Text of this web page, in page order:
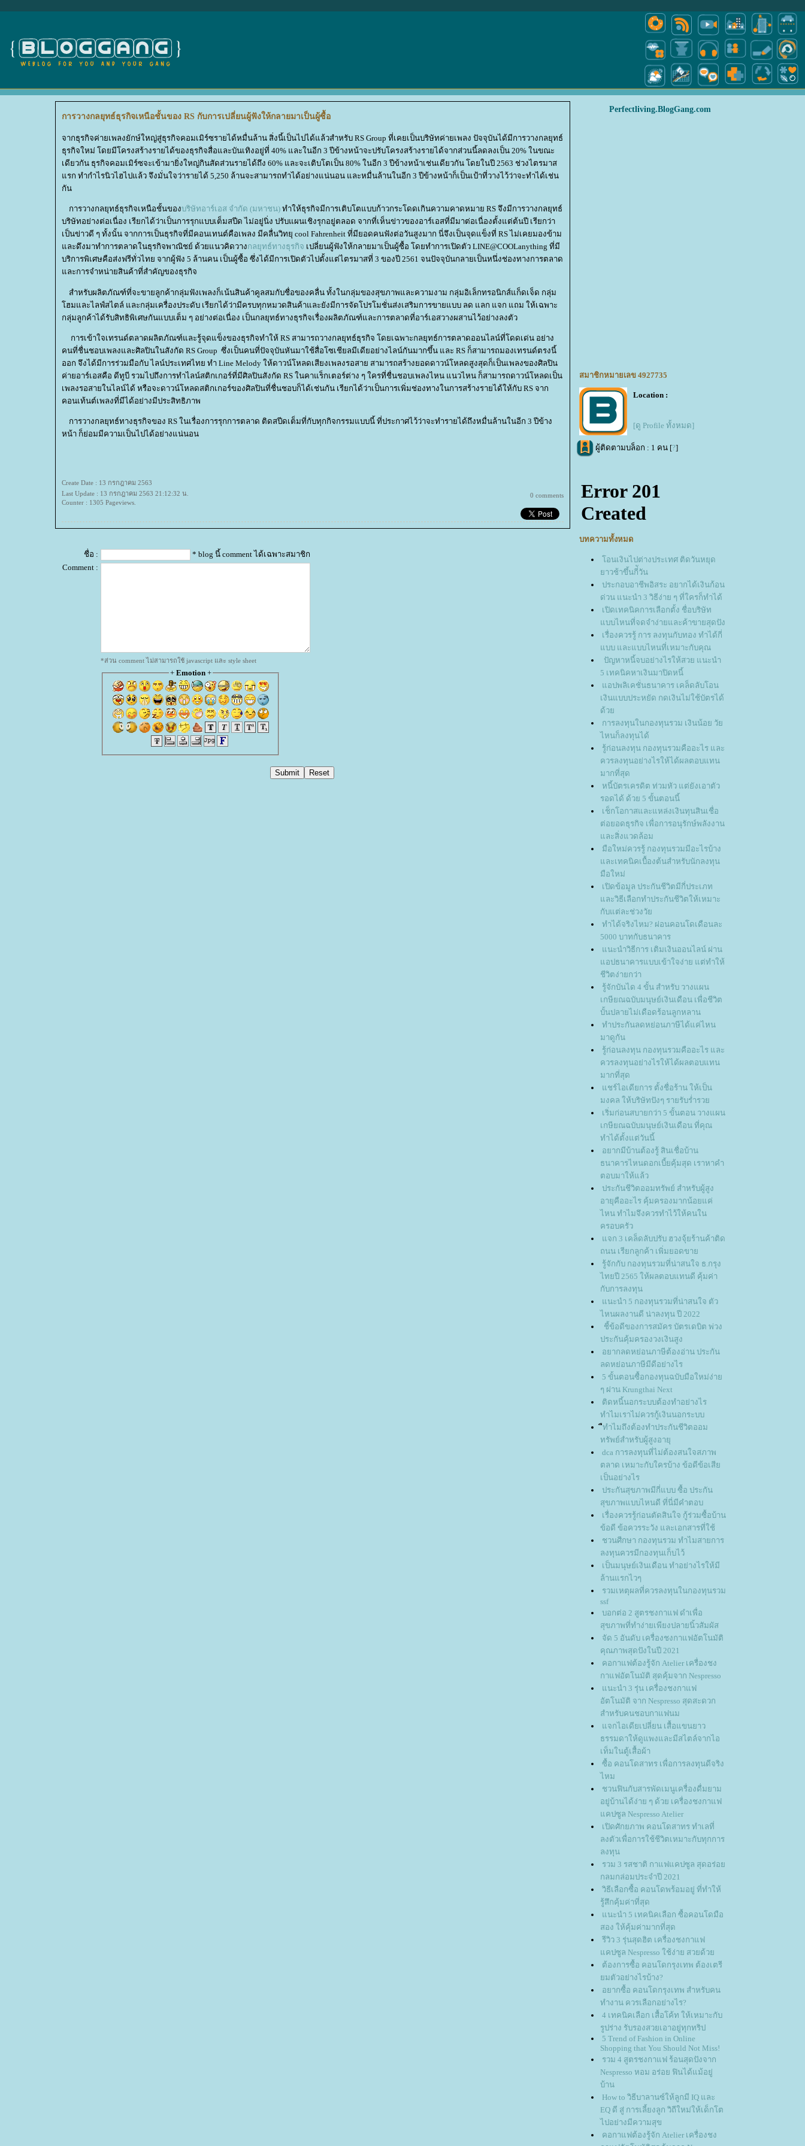
การวางกลยุทธ์ธุรกิจเหนือชั้นของ RS กับการเปลี่ยนผู้ฟังให้กลายมาเป็นผู้ซื้อ
จากธุรกิจค่ายเพลงยักษ์ใหญ่สู่ธุรกิจคอมเมิร์ซรายได้หมื่นล้าน สิ่งนี้เป็นไปได้แล้วสำหรับ RS Group ที่เคยเป็นบริษัทค่ายเพลง ปัจจุบันได้มีการวางกลยุทธ์
ธุรกิจใหม่ โดยมีโครงสร้างรายได้ของธุรกิจสื่อและบันเทิงอยู่ที่ 40% และในอีก 3 ปีข้างหน้าจะปรับโครงสร้างรายได้จากส่วนนี้ลดลงเป็น 20% ในขณะ
เดียวกัน ธุรกิจคอมเมิร์ซจะเข้ามายิ่งใหญ่กินสัดส่วนรายได้ถึง 60% และจะเติบโตเป็น 80% ในอีก 3 ปีข้างหน้าเช่นเดียวกัน โดยในปี 2563 ช่วงไตรมาส
รก ทำกำไรนิวไฮไปแล้ว จึงมั่นใจว่ารายได้ 5,250 ล้านจะสามารถทำได้อย่างแน่นอน และหมื่นล้านในอีก 3 ปีข้างหน้าก็เป็นเป้าที่วางไว้ว่าจะทำได้เช่น
กัน
การวางกลยุทธ์ธุรกิจเหนือชั้นของบริษัทอาร์เอส จำกัด (มหาชน) ทำให้ธุรกิจมีการเติบโตแบบก้าวกระโดดเกินความคาดหมาย RS จึงมีการวางกลยุทธ์
บริษัทอย่างต่อเนื่อง เรียกได้ว่าเป็นการรุกแบบเต็มสปีด ไม่อยู่นิ่ง ปรับแผนเชิงรุกอยู่ตลอด จากที่เห็นข่าวของอาร์เอสที่มีมาต่อเนื่องตั้งแต่ต้นปี เรียกว่า
เป็นข่าวดี ๆ ทั้งนั้น จากการเป็นธุรกิจที่มีคอนเทนต์คือเพลง มีคลื่นวิทยุ cool Fahrenheit ที่มียอดคนฟังต่อวันสูงมาก นี่จึงเป็นจุดแข็งที่ RS ไม่เคยมองข้าม
ละดึงมาทำการตลาดในธุรกิจพาณิชย์ ด้วยแนวคิดวางกลยุทธ์ทางธุรกิจ เปลี่ยนผู้ฟังให้กลายมาเป็นผู้ซื้อ โดยทำการเปิดตัว LINE@COOLanything ที่มี
บริการพิเศษคือส่งฟรีทั่วไทย จากผู้ฟัง 5 ล้านคน เป็นผู้ซื้อ ซึ่งได้มีการเปิดตัวไปตั้งแต่ไตรมาสที่ 3 ของปี 2561 จนปัจจุบันกลายเป็นหนึ่งช่องทางการตลาด
ละการจำหน่ายสินค้าที่สำคัญของธุรกิจ
สำหรับผลิตภัณฑ์ที่จะขายลูกค้ากลุ่มฟังเพลงก็เน้นสินค้าคูลสมกับชื่อของคลื่น ทั้งในกลุ่มของสุขภาพและความงาม กลุ่มอิเล็กทรอนิกส์แก็ดเจ็ด กลุ่ม
ฮมและไลฟ์สไตล์ และกลุ่มเครื่องประดับ เรียกได้ว่ามีครบทุกหมวดสินค้าและยังมีการจัดโปรโมชั่นส่งเสริมการขายแบบ ลด แลก แจก แถม ให้เฉพาะ
กลุ่มลูกค้าได้รับสิทธิพิเศษกันแบบเต็ม ๆ อย่างต่อเนื่อง เป็นกลยุทธ์ทางธุรกิจเรื่องผลิตภัณฑ์และการตลาดที่อาร์เอสวางผสานไว้อย่างลงตัว
การเข้าใจเทรนด์ตลาดผลิตภัณฑ์และรู้จุดแข็งของธุรกิจทำให้ RS สามารถวางกลยุทธ์ธุรกิจ โดยเฉพาะกลยุทธ์การตลาดออนไลน์ที่โดดเด่น อย่าง
คนที่ชื่นชอบเพลงและศิลปินในสังกัด RS Group ซึ่งเป็นคนที่ปัจจุบันหันมาใช้สื่อโซเชียลมีเดียอย่างไลน์กันมากขึ้น และ RS ก็สามารถมองเทรนด์ตรงนี้
ออก จึงได้มีการร่วมมือกับ ไลน์ประเทศไทย ทำ Line Melody ให้ดาวน์โหลดเสียงเพลงรอสาย สามารถสร้างยอดดาวน์โหลดสูงสุดก็เป็นเพลงของศิลปิน
ค่ายอาร์เอสคือ ดีทูบี รวมไปถึงการทำไลน์สติกเกอร์ที่มีศิลปินสังกัด RS ในคาแร็กเตอร์ต่าง ๆ ใครที่ชื่นชอบเพลงไหน แนวไหน ก็สามารถดาวน์โหลดเป็น
เพลงรอสายในไลน์ได้ หรือจะดาวน์โหลดสติกเกอร์ของศิลปินที่ชื่นชอบก็ได้เช่นกัน เรียกได้ว่าเป็นการเพิ่มช่องทางในการสร้างรายได้ให้กับ RS จาก
คอนเท้นต์เพลงที่มีได้อย่างมีประสิทธิภาพ
การวางกลยุทธ์ทางธุรกิจของ RS ในเรื่องการรุกการตลาด ติดสปีดเต็มที่กับทุกกิจกรรมแบบนี้ ที่ประกาศไว้ว่าจะทำรายได้ถึงหมื่นล้านในอีก 3 ปีข้าง
หน้า ก็ย่อมมีความเป็นไปได้อย่างแน่นอน
Create Date : 13 กรกฎาคม 2563
Last Update : 13 กรกฎาคม 2563 21:12:32 น.
Counter : 1305 Pageviews.
0 comments
ชื่อ :
* blog นี้ comment ได้เฉพาะสมาชิก
Comment :
*ส่วน comment ไม่สามารถใช้ javascript และ style sheet
+ Emotion+
Perfectliving.BlogGang.com
สมาชิกหมายเลข 4927735
Location :
[ดู Profile ทั้งหมด]
ผู้ติดตามบล็อก : 1 คน [?]
บทความทั้งหมด
อนเงินไปต่างประเทศ ติดวันหยุด
าวช้าขึ้นกี่ัวัน
ประกอบอาชีพอิสระ อยากได้เงินก้อน
ด่วน แนะนำ 3 วิธีง่าย ๆ ที่ใครก็ทำได้
เปิดเทคนิคการเลือกตั้ง ชื่อบริษัท
บบไหนที่จดจำง่ายและค้าขายสุดปัง
เรื่องควรรู้ การ ลงทุนกับทอง ทำได้กี่
บบ และแบบไหนที่เหมาะกับคุณ
ปัญหาหนี้จบอย่างไรให้สวย แนะนำ
5 เทคนิคหาเงินมาปิดหนี้
อปพลิเคชั่นธนาคาร เคล็ดลับโอน
เงินแบบประหยัด กดเงินไม่ใช้บัตรได้
ด้ว
การลงทุนในกองทุนรวม เงินน้อย วั
ไหนก็ลงทุนได้
รู้ก่อนลงทุน กองทุนรวมคืออะไร และ
ควรลงทุนอย่างไรให้ได้ผลตอบแทน
มากที่สุด
หนี้บัตรเครดิต ท่วมหัว แต่ยังเอาตัว
รอดได้ ด้วย 5 ขั้นตอนนี้
เช็กโอกาสและแหล่งเงินทุนสินเชื่อ
ต่อยอดธุรกิจ เพื่อการอนุรักษ์พลังงาน
ละสิ่งแวดล้อม
มือใหม่ควรรู้ กองทุนรวมมีอะไรบ้าง
ละเทคนิคเบื้องต้นสำหรับนักลงทุน
มือใหม่
เปิดข้อมูล ประกันชีวิตมีกี่ประเภท
ละวิธีเลือกทำประกันชีวิตให้เหมาะ
กับแต่ละช่วงวั
ทำได้จริงไหม? ผ่อนคอนโดเดือนละ
5000 บาทกับธนาคาร
นะนำวิธีการ เติมเงินออนไลน์ ผ่าน
อปธนาคารแบบเข้าใจง่าย แต่ทำให้
ชีวิตง่ายกว่า
รู้จักบันได 4 ขั้น สำหรับ วางแผน
เกษียณฉบับมนุษย์เงินเดือน เพื่อชีวิต
บั้นปลายไม่เดือดร้อนลูกหลาน
ทำประกันลดหย่อนภาษีได้แค่ไหน
มาดูกัน
รู้ก่อนลงทุน กองทุนรวมคืออะไร และ
ควรลงทุนอย่างไรให้ได้ผลตอบแทน
มากที่สุด
ชร์ไอเดียการ ตั้งชื่อร้าน ให้เป็น
มงคล ให้บริษัทปังๆ รายรับร่ำรว
เริ่มก่อนสบายกว่า 5 ขั้นตอน วางแผน
เกษียณฉบับมนุษย์เงินเดือน ที่คุณ
ทำได้ตั้งแต่วันนี้
อยากมีบ้านต้องรู้ สินเชื่อบ้าน
ธนาคารไหนดอกเบี้ยคุ้มสุด เราหาคำ
ตอบมาให้แล้ว
ประกันชีวิตออมทรัพย์ สำหรับผู้สูง
อายุคืออะไร คุ้มครองมากน้อยแค่
ไหน ทำไมจึงควรทำไว้ให้คนใน
ครอบครัว
จก 3 เคล็ดลับปรับ ฮวงจุ้ยร้านค้าติด
ถนน เรียกลูกค้า เพิ่มยอดขา
รู้จักกับ กองทุนรวมที่น่าสนใจ ธ.กรุง
ไทยปี 2565 ให้ผลตอบแทนดี คุ้มค่า
กับการลงทุน
นะนำ 5 กองทุนรวมที่น่าสนใจ ตัว
ไหนผลงานดี น่าลงทุน ปี 2022
ชี้ข้อดีของการสมัคร บัตรเดบิต พ่วง
ประกันคุ้มครองวงเงินสูง
อยากลดหย่อนภาษีต้องอ่าน ประกัน
ลดหย่อนภาษีมีดีอย่างไร
5 ขั้นตอนซื้อกองทุนฉบับมือใหม่ง่า
ๆ ผ่าน Krungthai Next
ติดหนี้นอกระบบต้องทำอย่างไร
ทำไมเราไม่ควรกู้เงินนอกระบบ
ืทำไมถึงต้องทำประกันชีวิตออม
ทรัพย์สำหรับผู้สูงอายุ
dca การลงทุนที่ไม่ต้องสนใจสภาพ
ตลาด เหมาะกับใครบ้าง ข้อดีข้อเสี
เป็นอย่างไร
ประกันสุขภาพมีกี่แบบ ซื้อ ประกัน
สุขภาพแบบไหนดี ที่นี่มีคำตอบ
เรื่องควรรู้ก่อนตัดสินใจ กู้ร่วมซื้อบ้าน
ข้อดี ข้อควรระวัง และเอกสารที่ใช้
ชวนศีกษา กองทุนรวม ทำไมสายการ
ลงทุนควรมีกองทุนเก็บไว้
เป็นมนุษย์เงินเดือน ทำอย่างไรให้มี
ล้านแรกไวๆ
รวมเหตุผลที่ควรลงทุนในกองทุนรวม
ssf
บอกต่อ 2 สูตรชงกาแฟ ดำเพื่อ
สุขภาพที่ทำง่ายเพียงปลายนิ้วสัมผัส
จัด 5 อันดับ เครื่องชงกาแฟอัตโนมัติ
คุณภาพสุดปังในปี 2021
คอกาแฟต้องรู้จัก Atelier เครื่องชง
กาแฟอัตโนมัติ สุดคุ้มจาก Nespresso
นะนำ 3 รุ่น เครื่องชงกาแฟ
อัตโนมัติ จาก Nespresso สุดสะดวก
สำหรับคนชอบกาแฟนม
จกไอเดียเปลี่ยน เสื้อแขนยาว
ธรรมดาให้ดูแพงและมีสไตล์จากไอ
เท็มในตู้เสื้อผ้า
ซื้อ คอนโดสาทร เพื่อการลงทุนดีจริง
ไหม
ชวนฟินกับสารพัดเมนูเครื่องดื่มยาม
อยู่บ้านได้ง่าย ๆ ด้วย เครื่องชงกาแฟ
คปซูล Nespresso Atelier
เปิดศักยภาพ คอนโดสาทร ทำเลที่
ลงตัวเพื่อการใช้ชีวิตเหมาะกับทุกการ
ลงทุน
รวม 3 รสชาติ กาแฟแคปซูล สุดอร่อ
กลมกล่อมประจำปี 2021
วิธีเลือกซื้อ คอนโดพร้อมอยู่ ที่ทำให้
รู้สึกคุ้มค่าที่สุด
นะนำ 5 เทคนิคเลือก ซื้อคอนโดมือ
สอง ให้คุ้มค่ามากที่สุด
รีวิว 3 รุ่นสุดฮิต เครื่องชงกาแฟ
คปซูล Nespresso ใช้ง่าย สวยด้ว
ต้องการซื้อ คอนโดกรุงเทพ ต้องเตรี
มตัวอย่างไรบ้าง?
อยากซื้อ คอนโดกรุงเทพ สำหรับคน
ทำงาน ควรเลือกอย่างไร?
4 เทคนิคเลือก เสื้อโค้ท ให้เหมาะกับ
รูปร่าง รับรองสวยเอาอยู่ทุกทริป
5 Trend of Fashion in Online
Shopping that You Should Not Miss!
รวม 4 สูตรชงกาแฟ ร้อนสุดปังจาก
Nespresso หอม อร่อย ฟินได้แม้อยู่
บ้าน
How to วิธีบาลานซ์ให้ลูกมี IQ และ
EQ ดี สู่ การเลี้ยงลูก วิถีใหม่ให้เด็กโต
ไปอย่างมีความสุข
คอกาแฟต้องรู้จัก Atelier เครื่องชง